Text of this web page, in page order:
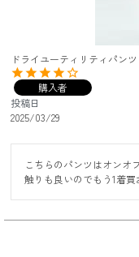
ドライユーティリティパンツ
購入者
投稿日
2025/03/29
こちらのパンツはオンオ
触りも良いのでもう1着買